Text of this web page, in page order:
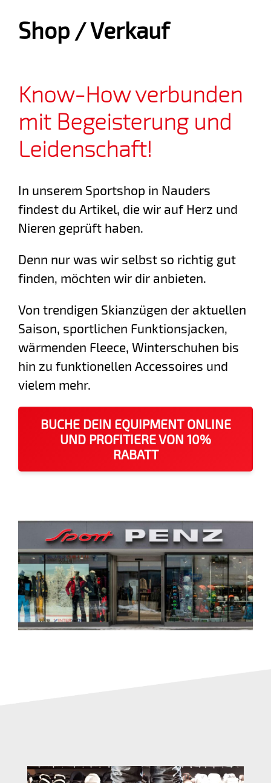
Shop / Verkauf
Know-How verbunden
mit Begeisterung und
Leidenschaft!
In unserem Sportshop in Nauders
findest du Artikel, die wir auf Herz und
Nieren geprüft haben.
Denn nur was wir selbst so richtig gut
finden, möchten wir dir anbieten.
Von trendigen Skianzügen der aktuellen
Saison, sportlichen Funktionsjacken,
wärmenden Fleece, Winterschuhen bis
hin zu funktionellen Accessoires und
vielem mehr.
BUCHE DEIN EQUIPMENT ONLINE
UND PROFITIERE VON 10%
RABATT